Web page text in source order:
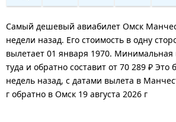
Самый дешевый авиабилет Омск
недели назад. Его стоимость в одну
вылетает 01 января 1970.
туда и обратно составит от 70 289 ₽ Это
недель назад, с датами вылета в
г обратно в Омск 19 августа 2026 г